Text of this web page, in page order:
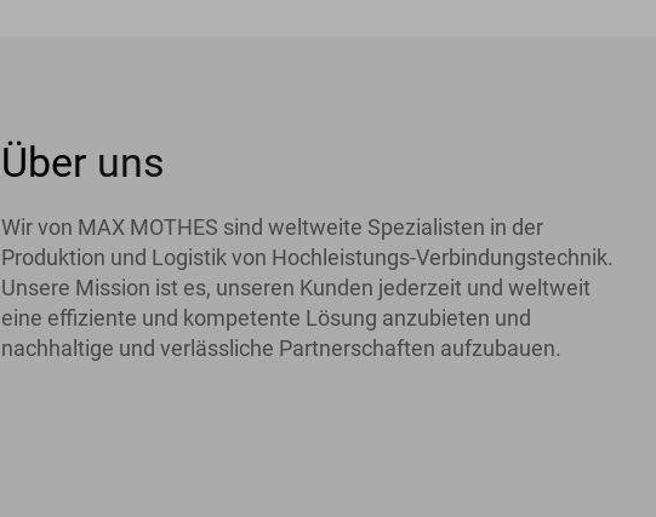
Über uns
Wir von MAX MOTHES sind weltweite Spezialisten in der
Produktion und Logistik von Hochleistungs-Verbindungstechnik.
Unsere Mission ist es, unseren Kunden jederzeit und weltweit
eine effiziente und kompetente Lösung anzubieten und
nachhaltige und verlässliche Partnerschaften aufzubauen.